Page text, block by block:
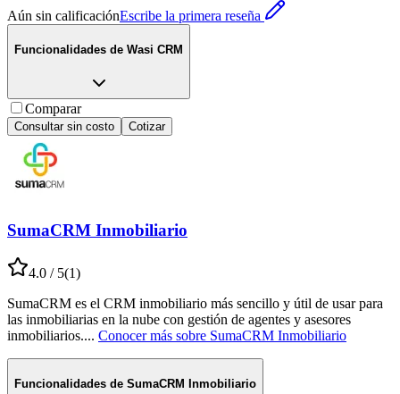
Aún sin calificaciónEscribe la primera reseña
Funcionalidades de Wasi CRM
Comparar
Consultar sin costo Cotizar
SumaCRM Inmobiliario
4.0 / 5(1)
SumaCRM es el CRM inmobiliario más sencillo y útil de usar para
las inmobiliarias en la nube con gestión de agentes y asesores
inmobiliarios.... Conocer más sobre SumaCRM Inmobiliario
Funcionalidades de SumaCRM Inmobiliario